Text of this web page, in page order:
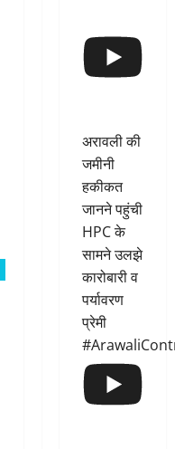
अरावली की
जमीनी
हकीकत
जानने पहुंची
HPC के
सामने उलझे
कारोबारी व
पर्यावरण
प्रेमी